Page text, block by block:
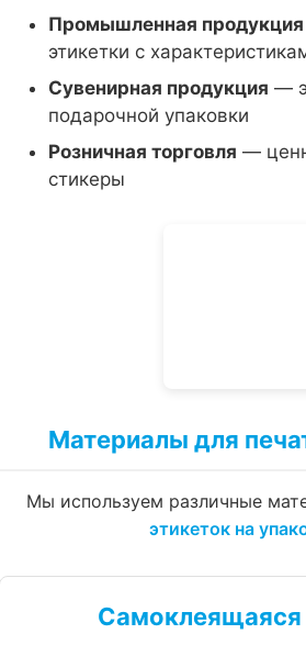
Промышленная продукция
этикетки с
Сувенирная продукция —
подарочной упаковки
Розничная торговля —
стикеры
Материалы для
Мы используем различные
этикеток на
Самоклеящаяся